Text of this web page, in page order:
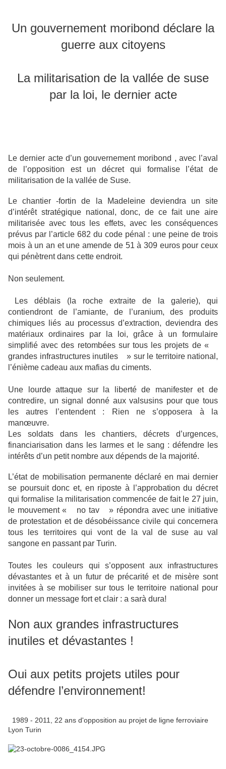
Un gouvernement moribond déclare la
guerre aux citoyens
La militarisation de la vallée de suse
par la loi, le dernier acte
Le dernier acte d’un gouvernement moribond , avec l’aval
de l’opposition est un décret qui formalise l’état de
militarisation de la vallée de Suse.
Le chantier -fortin de la Madeleine deviendra un site
d’intérêt stratégique national, donc, de ce fait une aire
militarisée avec tous les effets, avec les conséquences
prévus par l’article 682 du code pénal : une peine de trois
mois à un an et une amende de 51 à 309 euros pour ceux
qui pénètrent dans cette endroit.
Non seulement.
Les déblais (la roche extraite de la galerie), qui
contiendront de l’amiante, de l’uranium, des produits
chimiques liés au processus d’extraction, deviendra des
matériaux ordinaires par la loi, grâce à un formulaire
simplifié avec des retombées sur tous les projets de «
grandes infrastructures inutiles » sur le territoire national,
l’énième cadeau aux mafias du ciments.
Une lourde attaque sur la liberté de manifester et de
contredire, un signal donné aux valsusins pour que tous
les autres l’entendent : Rien ne s’opposera à la
manœuvre.
Les soldats dans les chantiers, décrets d’urgences,
financiarisation dans les larmes et le sang : défendre les
intérêts d’un petit nombre aux dépends de la majorité.
L’état de mobilisation permanente déclaré en mai dernier
se poursuit donc et, en riposte à l’approbation du décret
qui formalise la militarisation commencée de fait le 27 juin,
le mouvement « no tav » répondra avec une initiative
de protestation et de désobéissance civile qui concernera
tous les territoires qui vont de la val de suse au val
sangone en passant par Turin.
Toutes les couleurs qui s’opposent aux infrastructures
dévastantes et à un futur de précarité et de misère sont
invitées à se mobiliser sur tous le territoire national pour
donner un message fort et clair : a sarà dura!
Non aux grandes infrastructures
inutiles et dévastantes !
Oui aux petits projets utiles pour
défendre l’environnement!
1989 - 2011, 22 ans d'opposition au projet de ligne ferroviaire
Lyon Turin